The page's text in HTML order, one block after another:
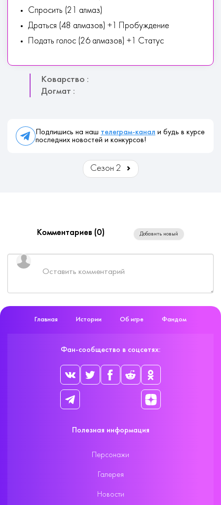
Спросить (21 алмаз)
Драться (48 алмазов) +1 Пробуждение
Подать голос (26 алмазов) +1 Статус
Коварство :
Догмат :
Подпишись на наш телеграм-канал и будь в курсе
последних новостей и конкурсов!
Сезон 2
Комментариев (0) Добавить новый
Главная Истории Об игре Фандом
Фан-сообщество в соцсетях:
Полезная информация
Персонажи
Галерея
Новости